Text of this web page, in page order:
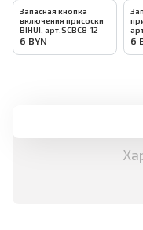
Запасная кнопка
включения присоски
BIHUI, арт.SCBC8-12
6 BYN 6